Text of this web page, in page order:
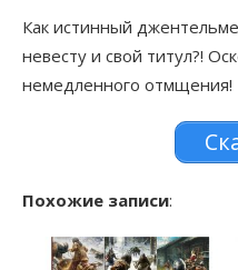
Как истинный
невесту и свой титул?!
немедленного отмщения!
Похожие записи: